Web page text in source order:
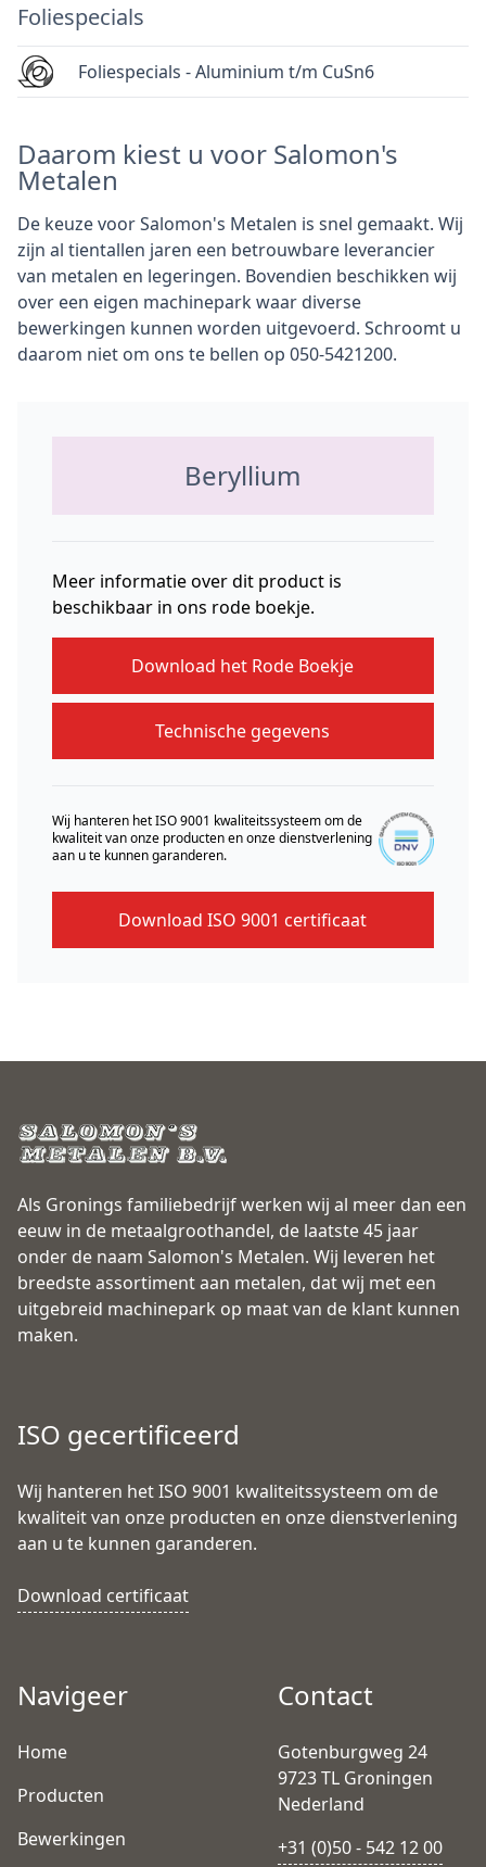
Foliespecials
Foliespecials - Aluminium t/m CuSn6
Daarom kiest u voor Salomon's
Metalen
De keuze voor Salomon's Metalen is snel gemaakt. Wij
zijn al tientallen jaren een betrouwbare leverancier
van metalen en legeringen. Bovendien beschikken wij
over een eigen machinepark waar diverse
bewerkingen kunnen worden uitgevoerd. Schroomt u
daarom niet om ons te bellen op 050-5421200.
Beryllium
Meer informatie over dit product is
beschikbaar in ons rode boekje.
Download het Rode Boekje
Technische gegevens
Wij hanteren het ISO 9001 kwaliteitssysteem om de
kwaliteit van onze producten en onze dienstverlening
aan u te kunnen garanderen.
Download ISO 9001 certificaat
Als Gronings familiebedrijf werken wij al meer dan een
eeuw in de metaalgroothandel, de laatste 45 jaar
onder de naam Salomon's Metalen. Wij leveren het
breedste assortiment aan metalen, dat wij met een
uitgebreid machinepark op maat van de klant kunnen
maken.
ISO gecertificeerd
Wij hanteren het ISO 9001 kwaliteitssysteem om de
kwaliteit van onze producten en onze dienstverlening
aan u te kunnen garanderen.
Download certificaat
Navigeer
Home
Producten
Bewerkingen
Contact
Gotenburgweg 24
9723 TL Groningen
Nederland
+31 (0)50 - 542 12 00